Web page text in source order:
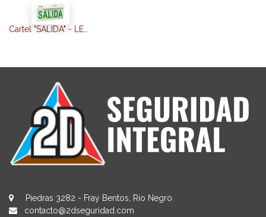
Cartel "SALIDA" - LED 220 v
Piedras 3282 - Fray Bentos, Río Negro
contacto@2dseguridad.com